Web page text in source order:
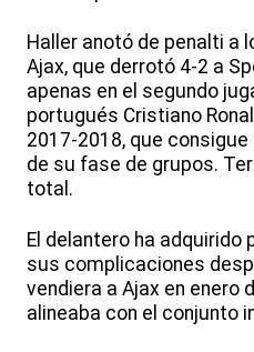
Haller anotó de penalti a
Ajax, que derrotó 4-2 a
apenas en el segundo
portugués Cristiano
2017-2018, que
de su fase de grupos.
total.
El delantero ha adquirido
sus complicaciones
vendiera a Ajax en enero
alineaba con el conjunto